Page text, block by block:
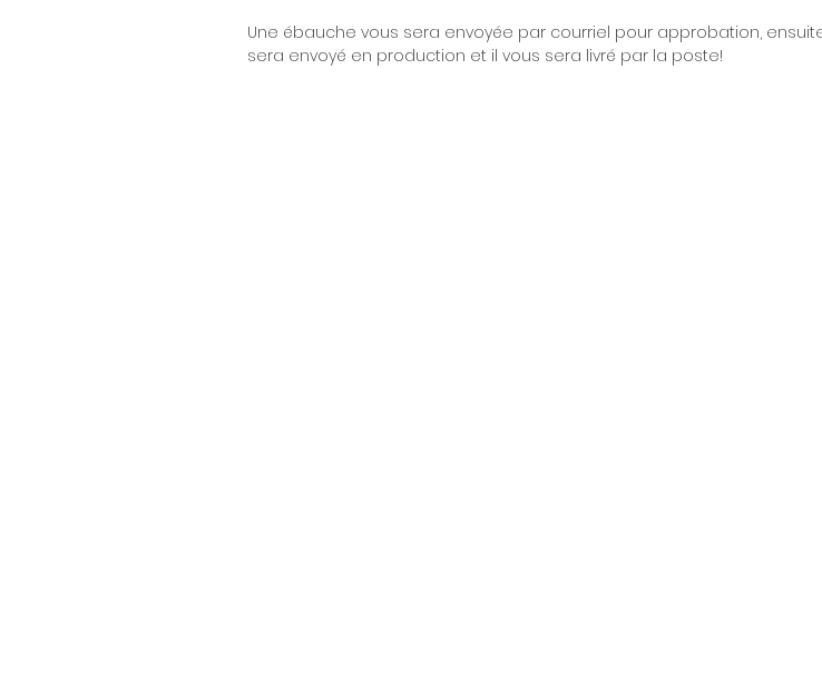
Une ébauche vous sera envoyée par courriel pour approbation,
sera envoyé en production et il vous sera livré par la poste!